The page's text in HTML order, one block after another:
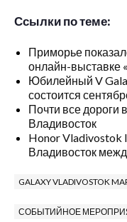
Ссылки по теме:
Приморье
онлайн-выставке
Юбилейный V
состоится
Почти все дороги
Владивосток
Honor Vladivostok
Владивосток
GALAXY VLADIVOSTOK
СОБЫТИЙНОЕ